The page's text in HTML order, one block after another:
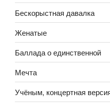
Бескорыстная давалка
Женатые
Баллада о единственной
Мечта
Учёным, концертная